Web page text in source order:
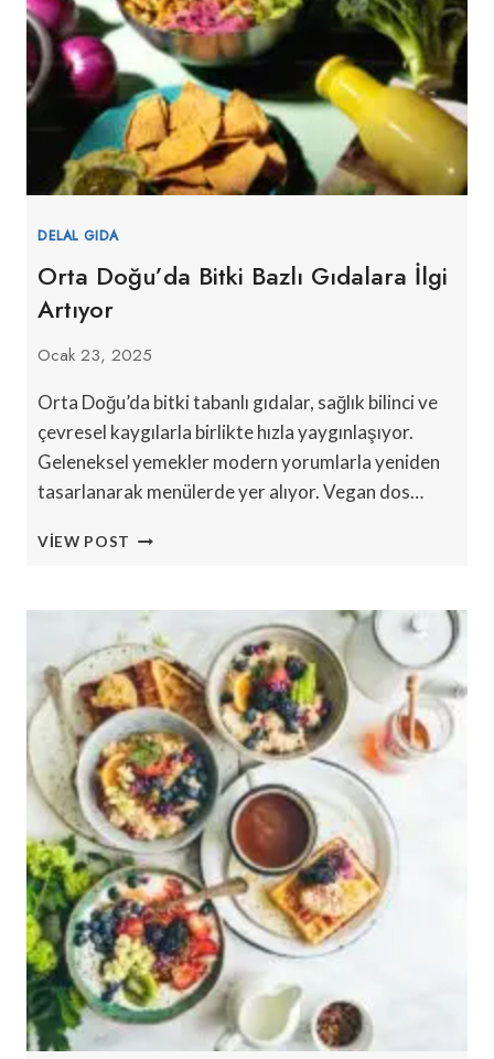
DELAL GIDA
Orta Doğu’da Bitki Bazlı Gıdalara İlgi
Artıyor
Ocak 23, 2025
Orta Doğu’da bitki tabanlı gıdalar, sağlık bilinci ve
çevresel kaygılarla birlikte hızla yaygınlaşıyor.
Geleneksel yemekler modern yorumlarla yeniden
tasarlanarak menülerde yer alıyor. Vegan dos…
VIEW POST ORTA
GIDALARA
İLGI
ARTIYOR